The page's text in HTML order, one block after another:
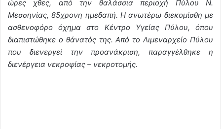
ώρες χθες, από την θαλάσσια περιοχή Πύλου Ν.
Μεσσηνίας, 85χρονη ημεδαπή. Η ανωτέρω διεκομίσθη με
ασθενοφόρο όχημα στο Κέντρο Υγείας Πύλου, όπου
διαπιστώθηκε ο θάνατός της. Από το Λιμεναρχείο Πύλου
που διενεργεί την προανάκριση, παραγγέλθηκε η
διενέργεια νεκροψίας – νεκροτομής.